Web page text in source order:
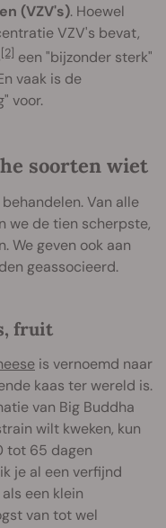
(VZV's). Hoewel
VZV's bevat,
[2] een "bijzonder sterk"
vaak is de
voor.
soorten wiet
Van alle
we de tien scherpste,
We geven ook aan
geassocieerd.
fruit
is vernoemd naar
kaas ter wereld is.
van Big Buddha
wilt kweken, kun
tot 65 dagen
je al een verfijnd
een klein
van tot wel